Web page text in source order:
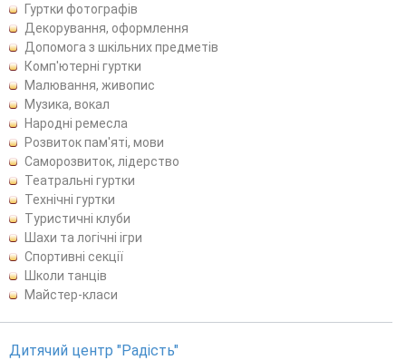
Гуртки фотографів
Декорування, оформлення
Допомога з шкільних предметів
Комп'ютерні гуртки
Малювання, живопис
Музика, вокал
Народні ремесла
Розвиток пам'яті, мови
Саморозвиток, лідерство
Театральні гуртки
Технічні гуртки
Туристичні клуби
Шахи та логічні ігри
Спортивні секції
Школи танців
Майстер-класи
Дитячий центр "Радість"